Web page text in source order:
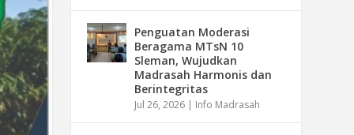
Penguatan Moderasi
Beragama MTsN 10
Sleman, Wujudkan
Madrasah Harmonis dan
Berintegritas
Jul 26, 2026 | Info Madrasah